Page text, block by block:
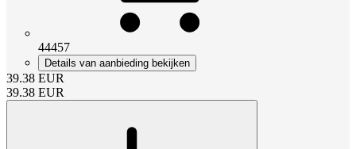
44457
Details van aanbieding bekijken
39.38 EUR
39.38 EUR